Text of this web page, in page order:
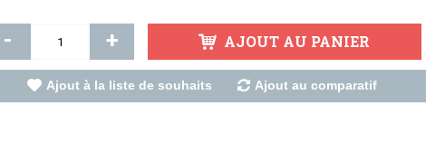
- + AJOUT AU PANIER
Ajout à la liste de souhaits Ajout au comparatif